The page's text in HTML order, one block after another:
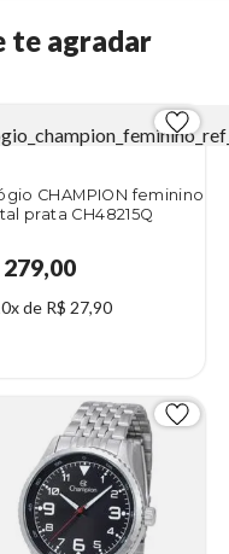
te agradar
CHAMPION feminino
prata CH48215Q
279,00
de R$ 27,90